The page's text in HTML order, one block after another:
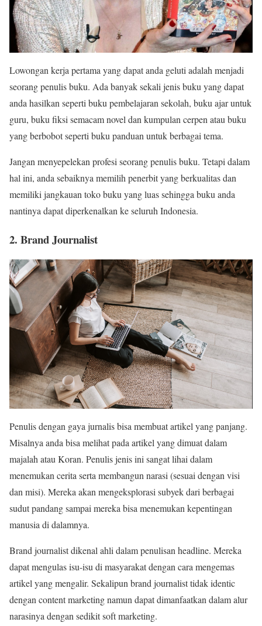
Lowongan kerja pertama yang dapat anda geluti adalah menjadi
seorang penulis buku. Ada banyak sekali jenis buku yang dapat
anda hasilkan seperti buku pembelajaran sekolah, buku ajar untuk
guru, buku fiksi semacam novel dan kumpulan cerpen atau buku
yang berbobot seperti buku panduan untuk berbagai tema.
Jangan menyepelekan profesi seorang penulis buku. Tetapi dalam
hal ini, anda sebaiknya memilih penerbit yang berkualitas dan
memiliki jangkauan toko buku yang luas sehingga buku anda
nantinya dapat diperkenalkan ke seluruh Indonesia.
2. Brand Journalist
Penulis dengan gaya jurnalis bisa membuat artikel yang panjang.
Misalnya anda bisa melihat pada artikel yang dimuat dalam
majalah atau Koran. Penulis jenis ini sangat lihai dalam
menemukan cerita serta membangun narasi (sesuai dengan visi
dan misi). Mereka akan mengeksplorasi subyek dari berbagai
sudut pandang sampai mereka bisa menemukan kepentingan
manusia di dalamnya.
Brand journalist dikenal ahli dalam penulisan headline. Mereka
dapat mengulas isu-isu di masyarakat dengan cara mengemas
artikel yang mengalir. Sekalipun brand journalist tidak identic
dengan content marketing namun dapat dimanfaatkan dalam alur
narasinya dengan sedikit soft marketing.